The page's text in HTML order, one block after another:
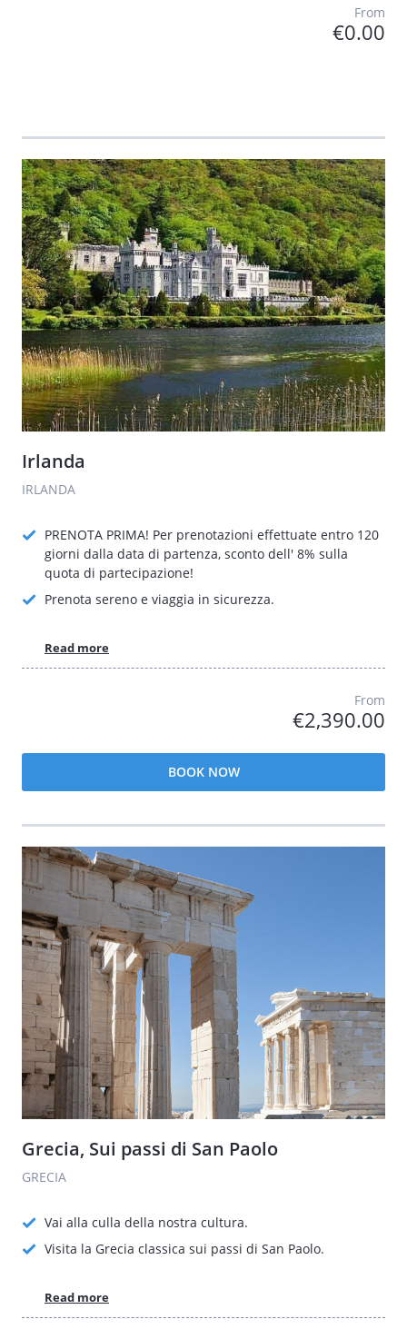
From
€0.00
Irlanda
IRLANDA
PRENOTA PRIMA! Per prenotazioni effettuate entro 120
giorni dalla data di partenza, sconto dell' 8% sulla
quota di partecipazione!
Prenota sereno e viaggia in sicurezza.
Read more
From
€2,390.00
BOOK NOW
Grecia, Sui passi di San Paolo
GRECIA
Vai alla culla della nostra cultura.
Visita la Grecia classica sui passi di San Paolo.
Read more